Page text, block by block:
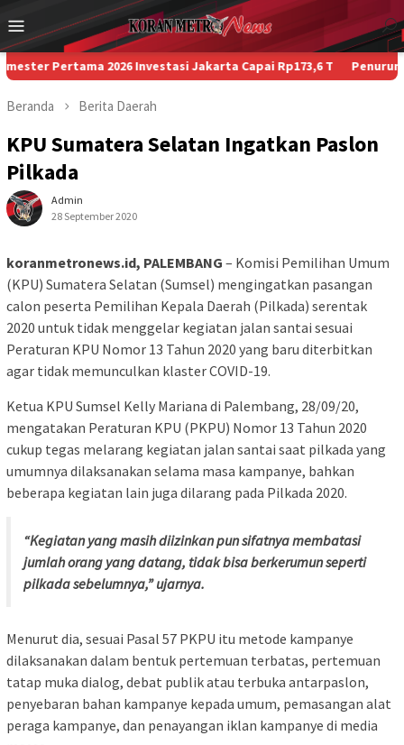
ke
konten
Menu
Mobile
2026 Investasi Jakarta Capai Rp173,6 T Penurunan
Beranda Berita Daerah
KPU Sumatera Selatan Ingatkan Paslon
Pilkada
Admin
28 September 2020
koranmetronews.id, PALEMBANG – Komisi Pemilihan Umum
(KPU) Sumatera Selatan (Sumsel) mengingatkan pasangan
calon peserta Pemilihan Kepala Daerah (Pilkada) serentak
2020 untuk tidak menggelar kegiatan jalan santai sesuai
Peraturan KPU Nomor 13 Tahun 2020 yang baru diterbitkan
agar tidak memunculkan klaster COVID-19.
Ketua KPU Sumsel Kelly Mariana di Palembang, 28/09/20,
mengatakan Peraturan KPU (PKPU) Nomor 13 Tahun 2020
cukup tegas melarang kegiatan jalan santai saat pilkada yang
umumnya dilaksanakan selama masa kampanye, bahkan
beberapa kegiatan lain juga dilarang pada Pilkada 2020.
“Kegiatan yang masih diizinkan pun sifatnya membatasi
jumlah orang yang datang, tidak bisa berkerumun seperti
pilkada sebelumnya,” ujarnya.
Menurut dia, sesuai Pasal 57 PKPU itu metode kampanye
dilaksanakan dalam bentuk pertemuan terbatas, pertemuan
tatap muka dialog, debat publik atau terbuka antarpaslon,
penyebaran bahan kampanye kepada umum, pemasangan alat
peraga kampanye, dan penayangan iklan kampanye di media